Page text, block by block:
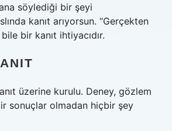
söylediği bir şeyi
kanıt arıyorsun. “Gerçekten
bir kanıt ihtiyacıdır.
üzerine kurulu. Deney, gözlem
sonuçlar olmadan hiçbir şey